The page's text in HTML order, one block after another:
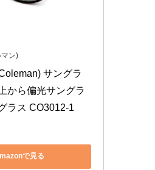
ン)
サングラ
から偏光サングラ
ラス CO3012-1
で見る